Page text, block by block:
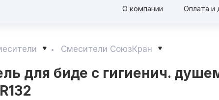
О компании Оплата и
Смесители СоюзКран
для биде с гигиенич.